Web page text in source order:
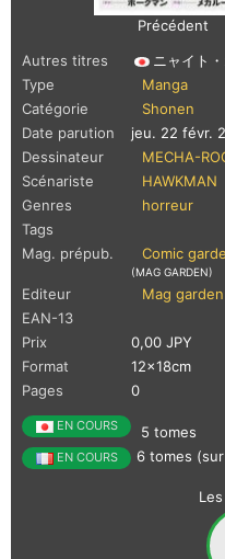
Précédent
Autres titres
ニャイト
Type
Manga
Catégorie
Shonen
Date parution
jeu. 22 févr.
Dessinateur
MECHA-
Scénariste
HAWKMAN
Genres
horreur
Tags
Mag. prépub.
Comic
(MAG GARDEN)
Editeur
Mag garden
EAN-13
Prix
0,00 JPY
Format
12x18cm
Pages
0
EN COURS 5 tomes
EN COURS 6 tomes